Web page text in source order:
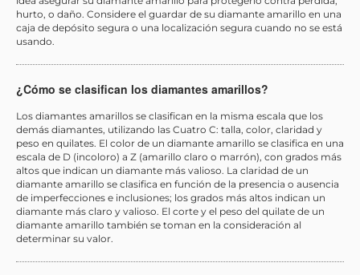
hurto, o daño. Considere el guardar de su diamante amarillo en una
caja de depósito segura o una localización segura cuando no se está
usando.
¿Cómo se clasifican los diamantes amarillos?
Los diamantes amarillos se clasifican en la misma escala que los
demás diamantes, utilizando las Cuatro C: talla, color, claridad y
peso en quilates. El color de un diamante amarillo se clasifica en una
escala de D (incoloro) a Z (amarillo claro o marrón), con grados más
altos que indican un diamante más valioso. La claridad de un
diamante amarillo se clasifica en función de la presencia o ausencia
de imperfecciones e inclusiones; los grados más altos indican un
diamante más claro y valioso. El corte y el peso del quilate de un
diamante amarillo también se toman en la consideración al
determinar su valor.